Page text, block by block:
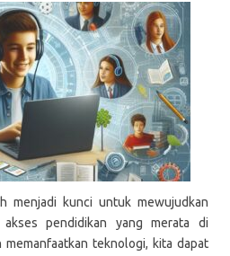
menjadi kunci untuk mewujudkan
pendidikan yang merata di
memanfaatkan teknologi, kita dapat